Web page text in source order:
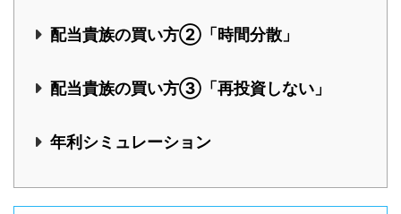
配当貴族の買い方②「時間分散」
配当貴族の買い方③「再投資しない」
年利シミュレーション